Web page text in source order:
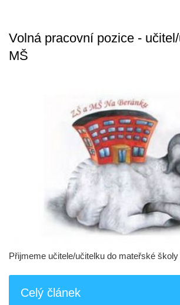
Volná pracovní pozice -
MŠ
Přijmeme učitele/učitelku do mateřské
Celý článek